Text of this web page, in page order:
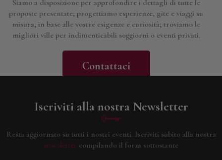
Siamo a disposizione per approfondire i dettagli di tutte le
proposte presentate; progettiamo esperienze, gite e viaggi su
misura, in base alle vostre esigenze e curiosità; troviamo le
migliori ville per indimenticabili soggiorni o eventi privati.
Contattaci
Iscriviti alla nostra Newsletter
Resta aggiornato su tutti i nostri eventi. Iscriviti subito alla nostra
newsletter compilando il form sottostante